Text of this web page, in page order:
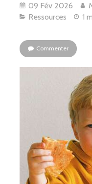
09 Fév 2026
Ressources
1
Commenter